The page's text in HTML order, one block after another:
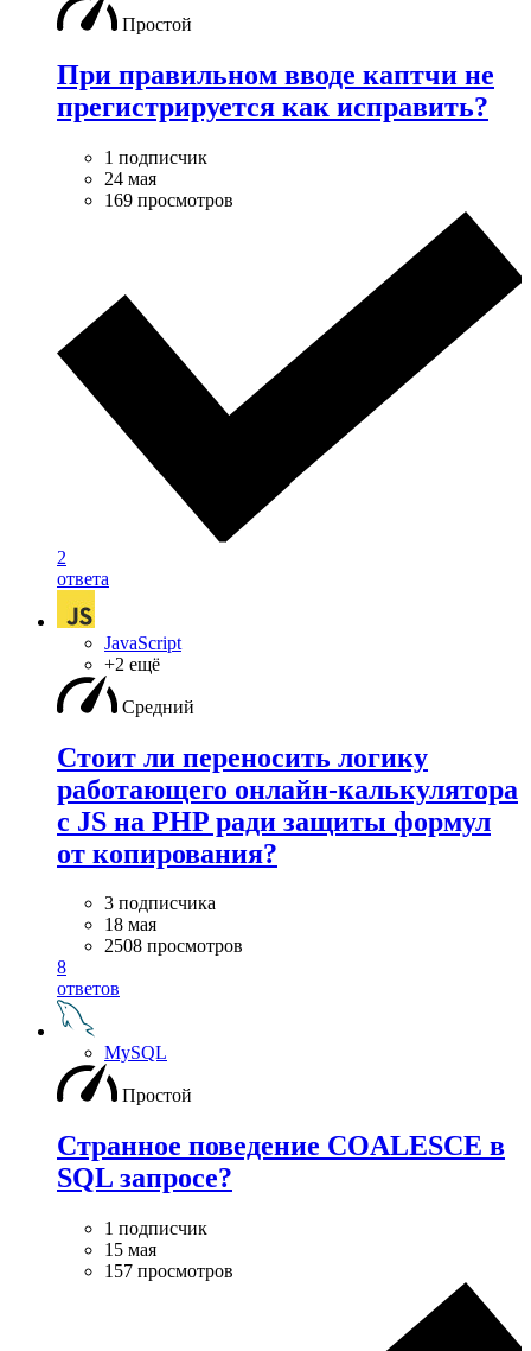
Простой
При правильном вводе каптчи не
прегистрируется как исправить?
1 подписчик
24 мая
169 просмотров
2
ответа
JavaScript
+2 ещё
Средний
Стоит ли переносить логику
работающего онлайн-калькулятора
с JS на PHP ради защиты формул
от копирования?
3 подписчика
18 мая
2508 просмотров
8
ответов
MySQL
Простой
Странное поведение COALESCE в
SQL запросе?
1 подписчик
15 мая
157 просмотров